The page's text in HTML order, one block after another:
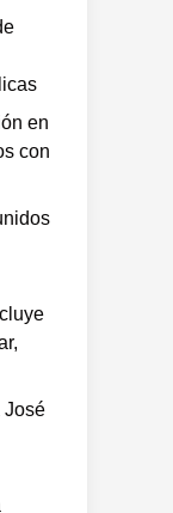
en
con
José